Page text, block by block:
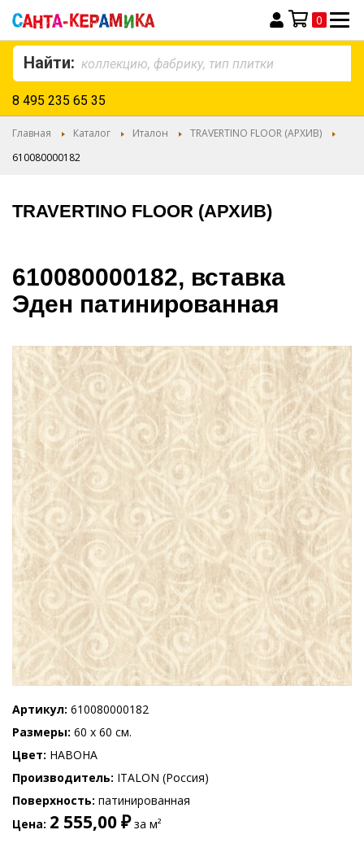
Моя корзина
0
Найти:
8 495 235 65 35
Главная Каталог Италон
TRAVERTINO FLOOR (АРХИВ)
610080000182
TRAVERTINO FLOOR (АРХИВ)
610080000182, вставка
Эден патинированная
Артикул 610080000182
Размеры 60 x 60 см.
Цвет НАВОНА
Производитель ITALON (Россия)
Поверхность патинированная
Цена 2 555,00 ₽за м²